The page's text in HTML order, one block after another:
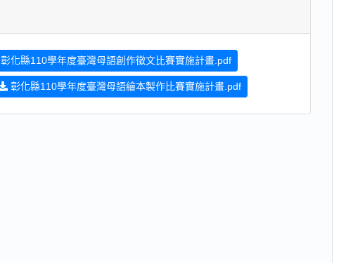
彰化縣110學年度臺灣母語創作徵文比賽實施計畫.pdf
彰化縣110學年度臺灣母語繪本製作比賽實施計畫.pdf